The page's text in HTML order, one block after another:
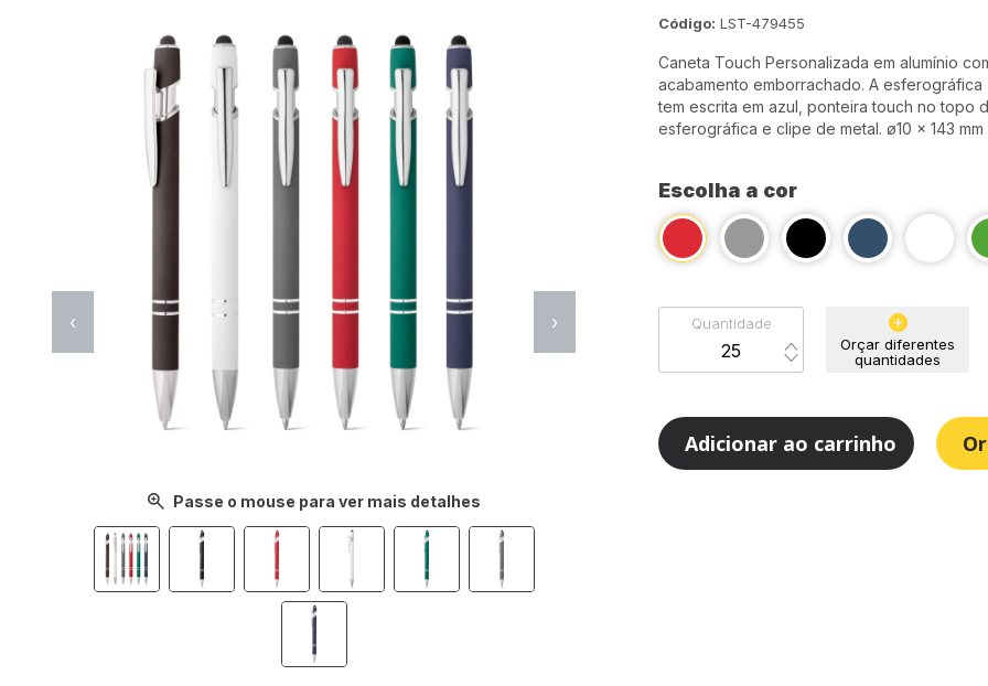
Passe o mouse para ver mais detalhes
‹ ›
Código: LST-479455
Caneta Touch Personalizada em alumínio
acabamento emborrachado. A esferográfica
tem escrita em azul, ponteira touch no topo
esferográfica e clipe de metal. ø10 x 143 mm
Escolha a cor
Quantidade
Orçar diferentes
quantidades
Adicionar ao carrinho